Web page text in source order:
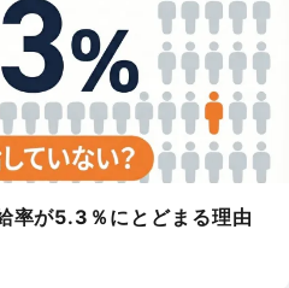
率が5.3％にとどまる理由